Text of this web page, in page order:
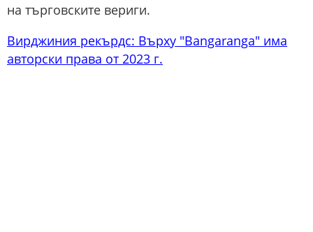
на търговските вериги.
Вирджиния рекърдс: Върху "Bangaranga" има
авторски права от 2023 г.